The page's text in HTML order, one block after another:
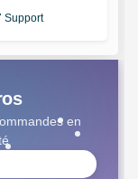
Support
en